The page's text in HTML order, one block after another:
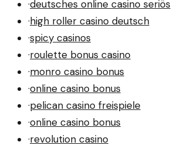
·deutsches online casino seriös
·high roller casino deutsch
·spicy casinos
·roulette bonus casino
·monro casino bonus
·online casino bonus
·pelican casino freispiele
·online casino bonus
·revolution casino